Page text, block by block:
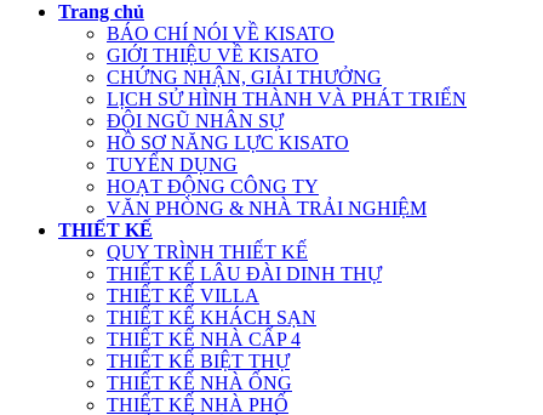
Trang chủ
BÁO CHÍ NÓI VỀ KISATO
GIỚI THIỆU VỀ KISATO
CHỨNG NHẬN, GIẢI THƯỞNG
LỊCH SỬ HÌNH THÀNH VÀ PHÁT TRIỂN
ĐỘI NGŨ NHÂN SỰ
HỒ SƠ NĂNG LỰC KISATO
TUYỂN DỤNG
HOẠT ĐỘNG CÔNG TY
VĂN PHÒNG & NHÀ TRẢI NGHIỆM
THIẾT KẾ
QUY TRÌNH THIẾT KẾ
THIẾT KẾ LÂU ĐÀI DINH THỰ
THIẾT KẾ VILLA
THIẾT KẾ KHÁCH SẠN
THIẾT KẾ NHÀ CẤP 4
THIẾT KẾ BIỆT THỰ
THIẾT KẾ NHÀ ỐNG
THIẾT KẾ NHÀ PHỐ